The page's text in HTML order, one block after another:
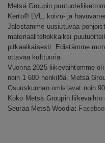
Metsä Groupin
Kerto® LVL, koivu- ja
Jalostamme uusiutuvaa
materiaalitehokkaiksi
pitkäaikaisesti. Edistämme
ottavaa kulttuuria.
Vuonna 2025 liikevaihtomme
noin 1 600 henkilöä. Metsä
Osuuskunnan omistavat noin
Koko Metsä Groupin
Seuraa Metsä Woodia: